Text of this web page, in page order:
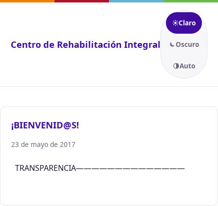
Centro de Rehabilitación Integral
Apariencia
Claro
Oscuro
Auto
¡BIENVENID@S!
23 de mayo de 2017
TRANSPARENCIA——————————————